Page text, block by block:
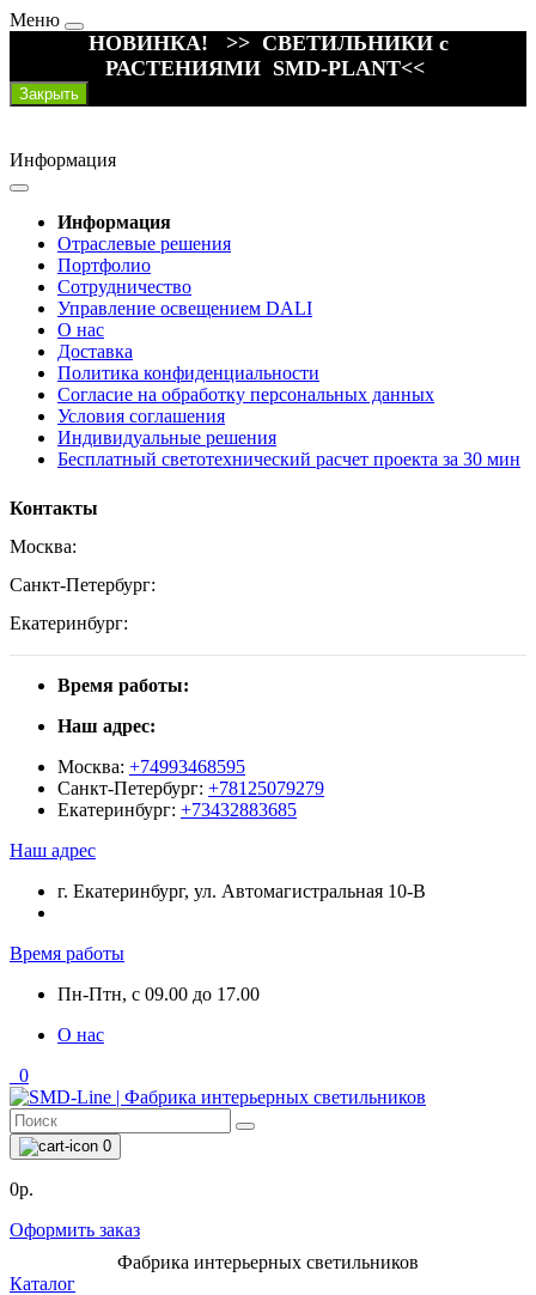
Меню
НОВИНКА! >> СВЕТИЛЬНИКИ с
РАСТЕНИЯМИ SMD-PLANT<<
Закрыть
Информация
Информация
Отраслевые решения
Портфолио
Сотрудничество
Управление освещением DALI
О нас
Доставка
Политика конфиденциальности
Согласие на обработку персональных данных
Условия соглашения
Индивидуальные решения
Бесплатный светотехнический расчет проекта за 30 мин
Контакты
Москва:
Санкт-Петербург:
Екатеринбург:
Время работы:
Наш адрес:
Москва: +74993468595
Санкт-Петербург: +78125079279
Екатеринбург: +73432883685
Наш адрес
г. Екатеринбург, ул. Автомагистральная 10-В
Время работы
Пн-Птн, с 09.00 до 17.00
О нас
0
0
0р.
Оформить заказ
Фабрика интерьерных светильников
Каталог